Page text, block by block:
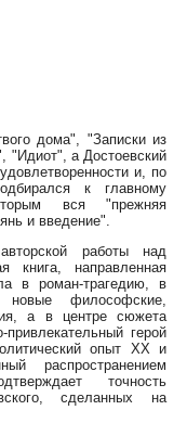
дома", "Записки из
"Идиот", а Достоевский
и, по
к главному
вся "прежняя
и введение".
работы над
книга, направленная
в роман-трагедию, в
философские,
а в центре сюжета
герой
опыт XX и
распространением
точность
сделанных на